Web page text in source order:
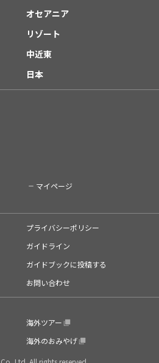
オセアニア
リゾート
中近東
日本
マイページ
プライバシーポリシー
ガイドライン
ガイドブックに投稿する
お問い合わせ
海外ツアー
海外のおみやげ